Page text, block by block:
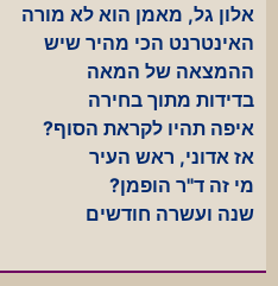
אלון גל, מאמן הוא לא מורה
האינטרנט הכי מהיר שיש
ההמצאה של המאה
בדידות מתוך בחירה
איפה תהיו לקראת הסוף?
אז אדוני, ראש העיר
מי זה ד"ר הופמן?
שנה ועשרה חודשים